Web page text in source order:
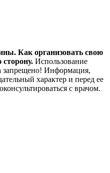
Как организовать свою
Использование
запрещено! Информация,
характер и перед ее
с врачом.